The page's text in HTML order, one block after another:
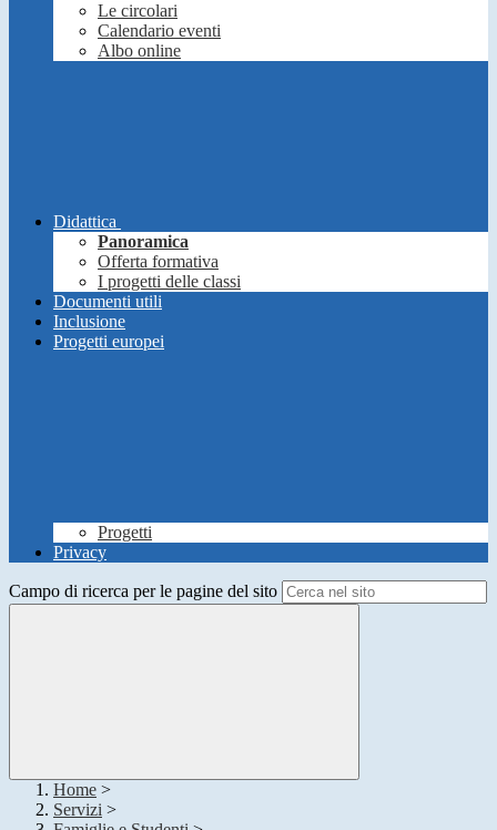
Le circolari
Calendario eventi
Albo online
Didattica
Panoramica
Offerta formativa
I progetti delle classi
Documenti utili
Inclusione
Progetti europei
Progetti
Privacy
Campo di ricerca per le pagine del sito
Home >
Servizi >